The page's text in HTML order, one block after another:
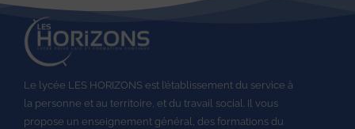
Le lycée LES HORIZONS est l’établissement du service à
la personne et au territoire, et du travail social. Il vous
propose un enseignement général, des formations du